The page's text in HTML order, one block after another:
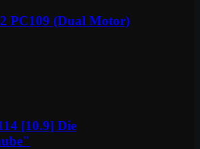
PC109 (Dual Motor)
[10.9] Die